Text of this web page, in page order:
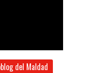
del Maldad